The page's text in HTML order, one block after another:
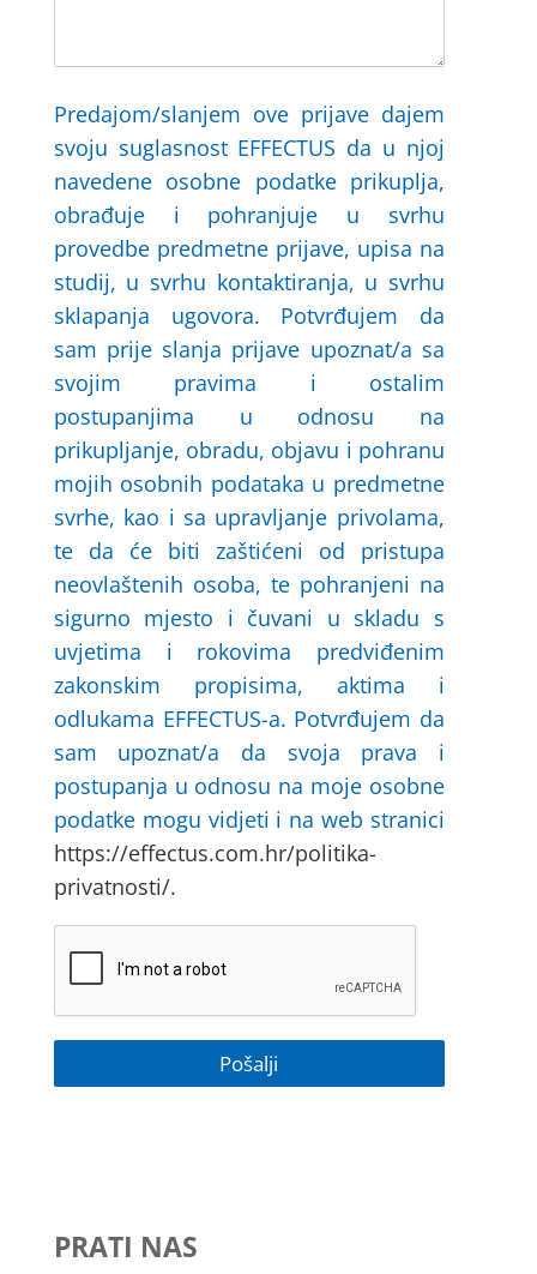
Predajom/slanjem ove prijave dajem
svoju suglasnost EFFECTUS da u njoj
navedene osobne podatke prikuplja,
obrađuje i pohranjuje u svrhu
provedbe predmetne prijave, upisa na
studij, u svrhu kontaktiranja, u svrhu
sklapanja ugovora. Potvrđujem da
sam prije slanja prijave upoznat/a sa
svojim pravima i ostalim
postupanjima u odnosu na
prikupljanje, obradu, objavu i pohranu
mojih osobnih podataka u predmetne
svrhe, kao i sa upravljanje privolama,
te da će biti zaštićeni od pristupa
neovlaštenih osoba, te pohranjeni na
sigurno mjesto i čuvani u skladu s
uvjetima i rokovima predviđenim
zakonskim propisima, aktima i
odlukama EFFECTUS-a. Potvrđujem da
sam upoznat/a da svoja prava i
postupanja u odnosu na moje osobne
podatke mogu vidjeti i na web stranici
https://effectus.com.hr/politika-
privatnosti/.
PRATI NAS